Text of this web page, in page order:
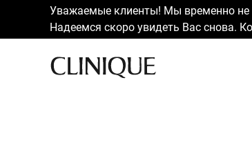
Уважаемые клиенты! Мы временно не
Надеемся скоро увидеть Вас снова.